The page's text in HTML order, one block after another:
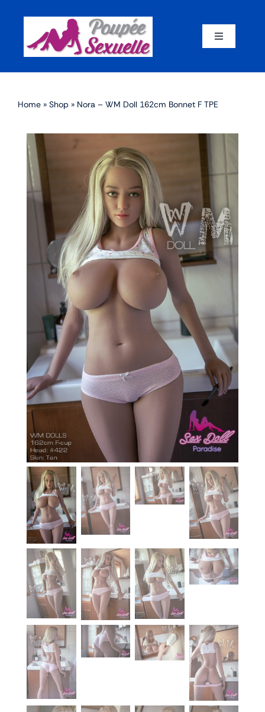
content
Toggle
Par corps
Par marque
Par matériaux
Par taille
Sex dolls en promotion
En stock
Guides
Paiement
Contact
Livraison
À propos
Blog
Home » Shop » Nora – WM Doll 162cm Bonnet F TPE